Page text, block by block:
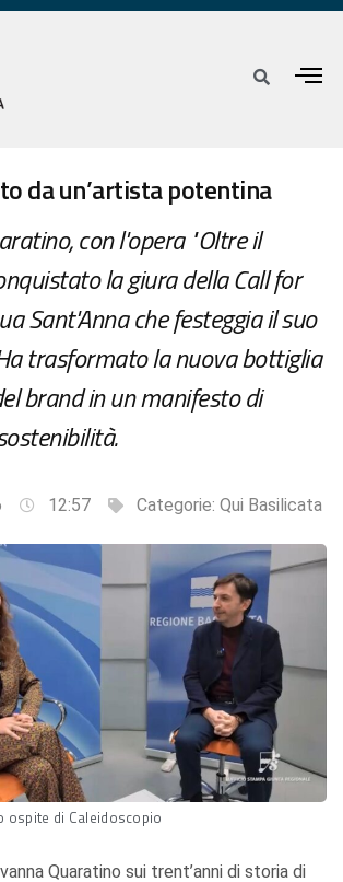
da un’artista potentina
con l'opera "Oltre il
la giura della Call for
Sant'Anna che festeggia il suo
trasformato la nuova bottiglia
brand in un manifesto di
12:57 Categorie: Qui Basilicata
ospite di Caleidoscopio
Quaratino sui trent’anni di storia di